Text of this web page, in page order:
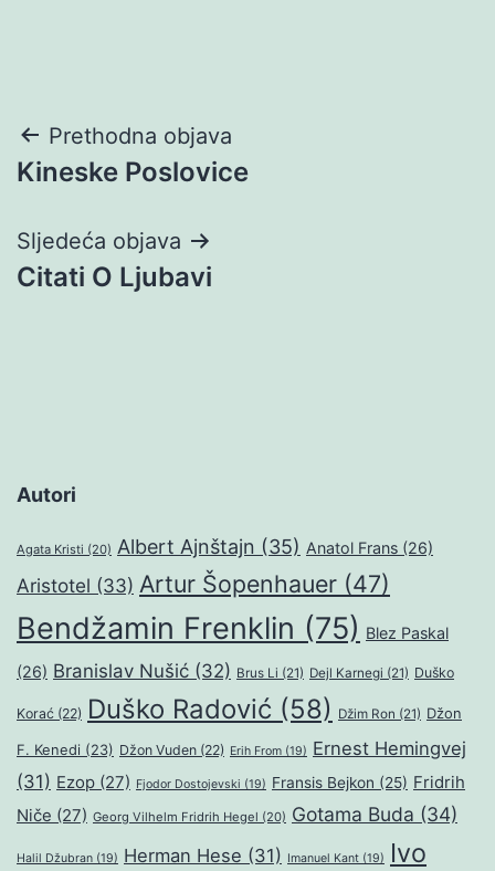
Navigacija
objava
Prethodna objava
Kineske Poslovice
Sljedeća objava
Citati O Ljubavi
Autori
Agata Kristi (20) Albert Ajnštajn (35) Anatol Frans (26)
Aristotel (33) Artur Šopenhauer (47)
Bendžamin Frenklin (75) Blez Paskal
(26) Branislav Nušić (32) Brus Li (21) Dejl Karnegi (21) Duško
Korać (22) Duško Radović (58) Džim Ron (21) Džon
F. Kenedi (23) Džon Vuden (22) Erih From (19) Ernest Hemingvej
(31) Ezop (27) Fjodor Dostojevski (19) Fransis Bejkon (25) Fridrih
Niče (27) Georg Vilhelm Fridrih Hegel (20) Gotama Buda (34)
Halil Džubran (19) Herman Hese (31) Imanuel Kant (19)
Ivo